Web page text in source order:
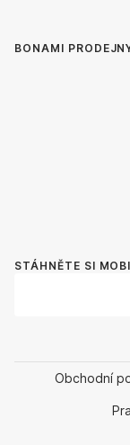
BONAMI
STÁHNĚTE SI
Obchodní